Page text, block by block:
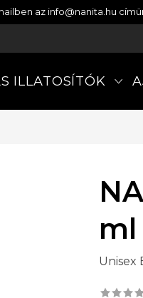
az info@nanita.hu
ILLATOSÍTÓK
ml
Unisex